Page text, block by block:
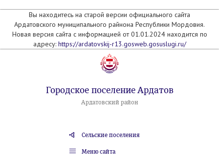
Вы находитесь на старой версии официального сайта
Ардатовского муниципального райнона Республики Мордовия.
Новая версия сайта с информацией от 01.01.2024 находится по
адресу: https://ardatovskij-r13.gosweb.gosuslugi.ru/
Городское поселение Ардатов
Ардатовский район
Сельские поселения
Меню сайта